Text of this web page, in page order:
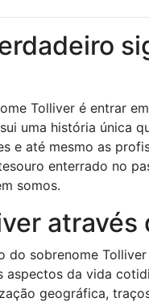
Tolliver é entrar
uma história única
e até mesmo as
enterrado no
somos.
do sobrenome
da vida
geográfica,